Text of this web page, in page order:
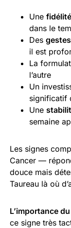
Une
dans le
Des
il est
La
l’autre
Un
significatif
Une
semaine
Les signes
Cancer —
douce mais
Taureau là où
L’importance
ce signe très